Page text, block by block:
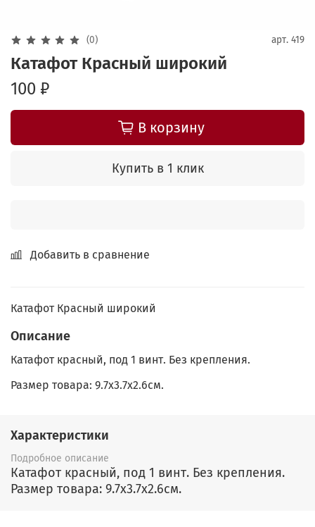
(0) арт. 419
Катафот Красный широкий
100 ₽
В корзину
Купить в 1 клик
Добавить в сравнение
Катафот Красный широкий
Описание
Катафот красный, под 1 винт. Без крепления.
Размер товара: 9.7x3.7x2.6см.
Характеристики
Подробное описание
Катафот красный, под 1 винт. Без крепления.
Размер товара: 9.7x3.7x2.6см.